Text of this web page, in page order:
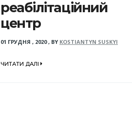
реабілітаційний
центр
01 ГРУДНЯ , 2020, BY KOSTIANTYN SUSKYI
ЧИТАТИ ДАЛІ